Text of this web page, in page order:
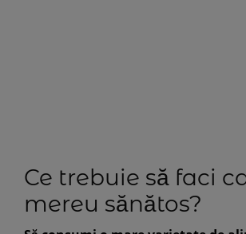
Ce trebuie să faci
mereu sănătos?